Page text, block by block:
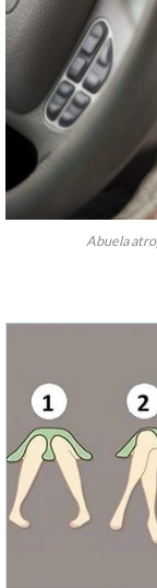
Abuela